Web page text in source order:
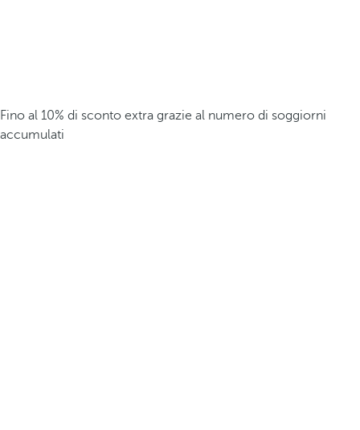
Fino al 10% di sconto extra grazie al numero di soggiorni
accumulati